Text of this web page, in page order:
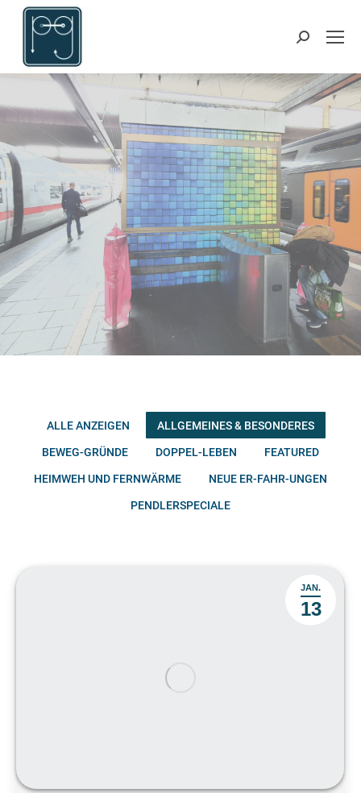
ALLE ANZEIGEN ALLGEMEINES & BESONDERES
BEWEG-GRÜNDE DOPPEL-LEBEN FEATURED
HEIMWEH UND FERNWÄRME NEUE ER-FAHR-UNGEN
PENDLERSPECIALE
JAN.
13